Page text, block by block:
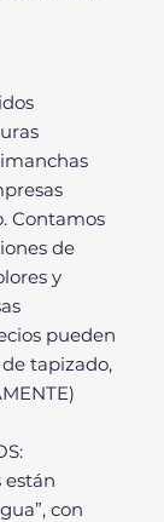
Contamos
de
y
pueden
tapizado,
están
con